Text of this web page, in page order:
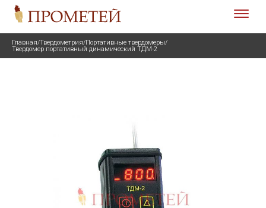
Главная/Твердометрия/Портативные твердомеры/
Твердомер портативный динамический ТДМ-2